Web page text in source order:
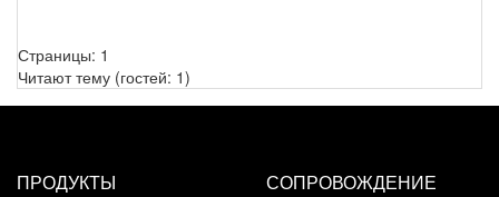
Страницы: 1
Читают тему (гостей: 1)
ПРОДУКТЫ СОПРОВОЖДЕНИЕ